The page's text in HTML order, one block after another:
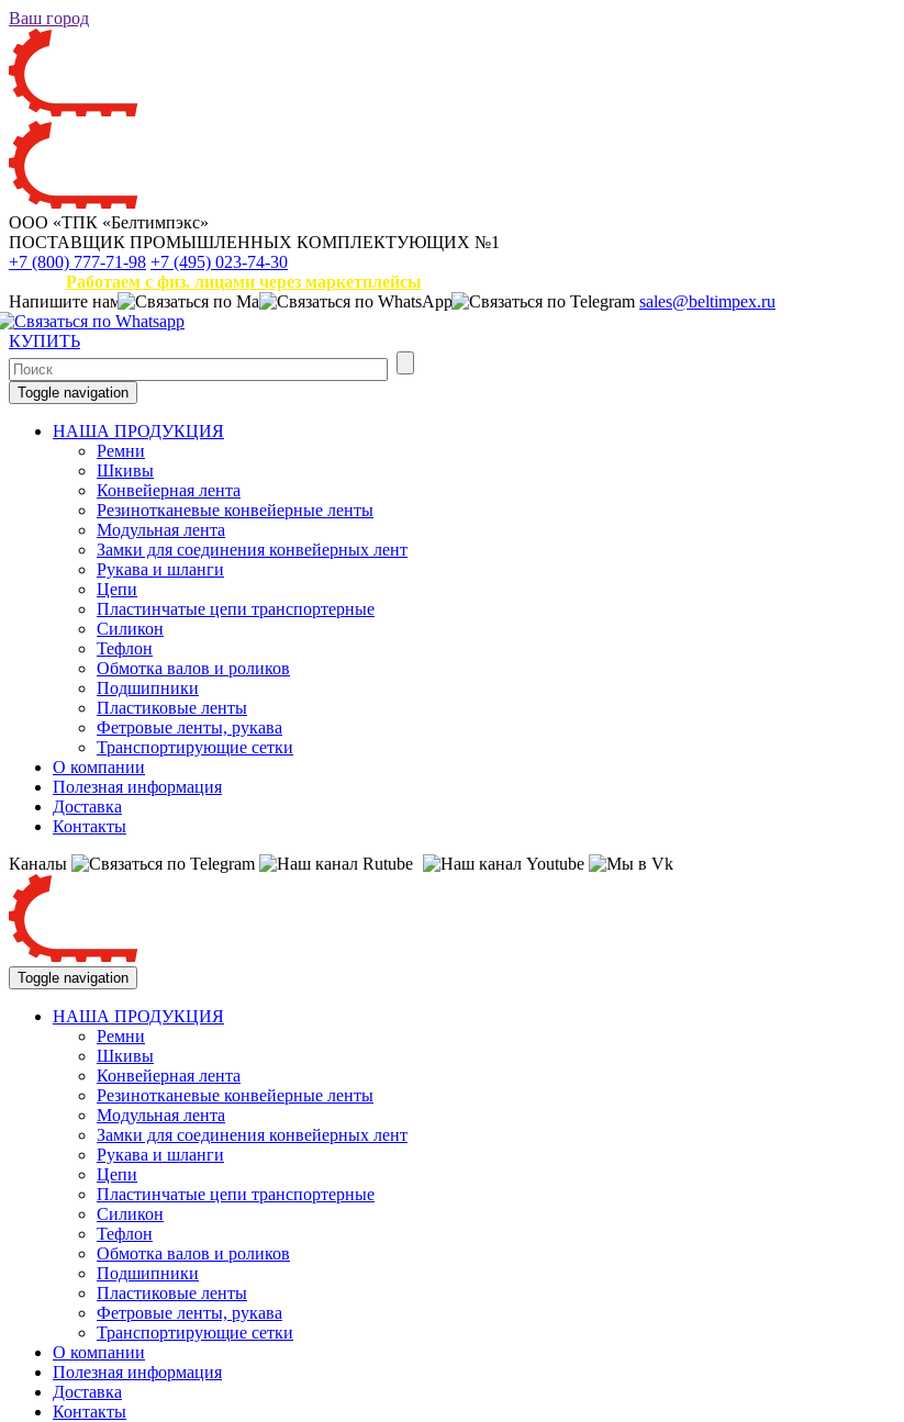
Ваш город
ООО «ТПК «Белтимпэкс»
ПОСТАВЩИК ПРОМЫШЛЕННЫХ КОМПЛЕКТУЮЩИХ №1
+7 (800) 777-71-98 +7 (495) 023-74-30
Работаем с физ. лицами через маркетплейсы
Напишите нам
sales@beltimpex.ru
КУПИТЬ
Toggle navigation
НАША ПРОДУКЦИЯ
Ремни
Шкивы
Конвейерная лента
Резинотканевые конвейерные ленты
Модульная лента
Замки для соединения конвейерных лент
Рукава и шланги
Цепи
Пластинчатые цепи транспортерные
Силикон
Тефлон
Обмотка валов и роликов
Подшипники
Пластиковые ленты
Фетровые ленты, рукава
Транспортирующие сетки
О компании
Полезная информация
Доставка
Контакты
Каналы
Toggle navigation
НАША ПРОДУКЦИЯ
Ремни
Шкивы
Конвейерная лента
Резинотканевые конвейерные ленты
Модульная лента
Замки для соединения конвейерных лент
Рукава и шланги
Цепи
Пластинчатые цепи транспортерные
Силикон
Тефлон
Обмотка валов и роликов
Подшипники
Пластиковые ленты
Фетровые ленты, рукава
Транспортирующие сетки
О компании
Полезная информация
Доставка
Контакты